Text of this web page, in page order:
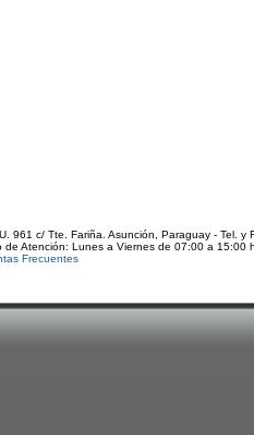
961 c/ Tte. Fariña. Asunción, Paraguay - Tel.
de Atención: Lunes a Viernes de 07:00 a 15:00
Frecuentes